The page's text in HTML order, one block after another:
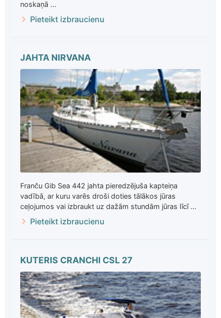
noskaņā ...
Pieteikt izbraucienu
JAHTA NIRVANA
Franču Gib Sea 442 jahta pieredzējuša kapteiņa
vadībā, ar kuru varēs droši doties tālākos jūras
ceļojumos vai izbraukt uz dažām stundām jūras līcī ...
Pieteikt izbraucienu
KUTERIS CRANCHI CSL 27